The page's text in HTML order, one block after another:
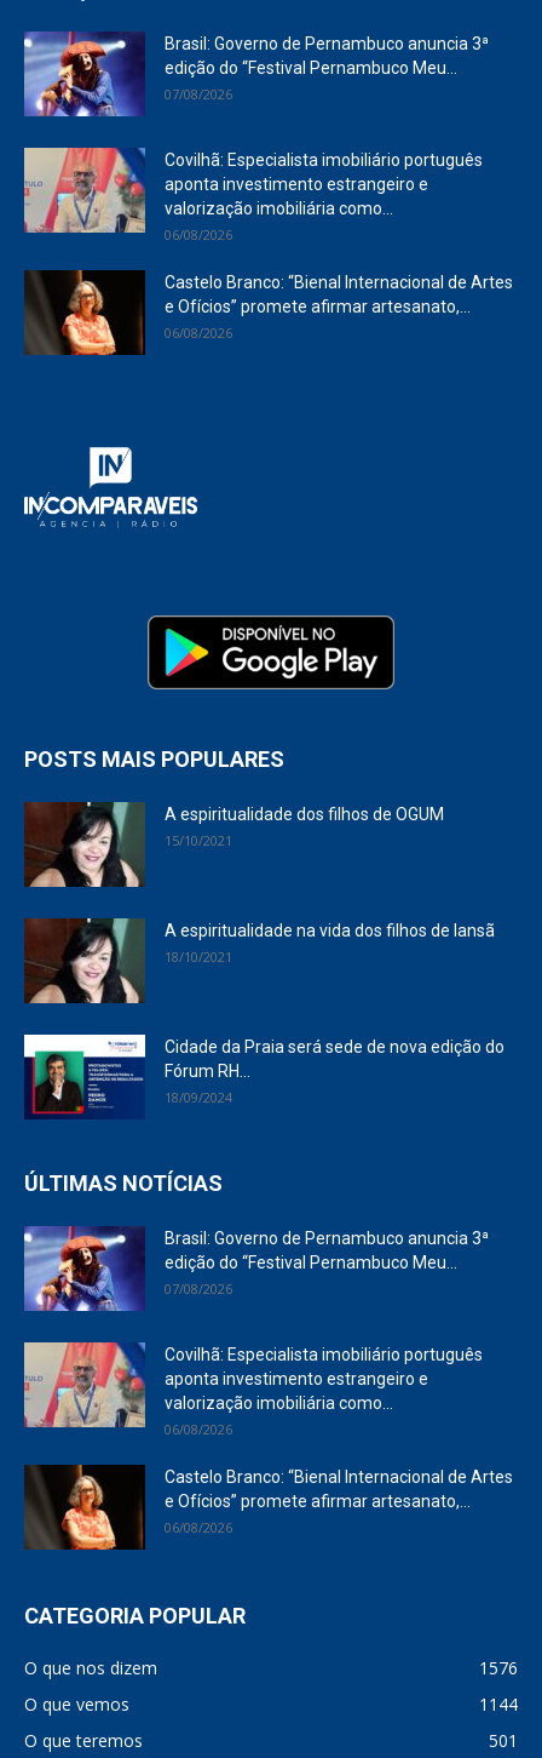
Brasil: Governo de Pernambuco anuncia 3ª
edição do “Festival Pernambuco Meu...
07/08/2026
Covilhã: Especialista imobiliário português
aponta investimento estrangeiro e
valorização imobiliária como...
06/08/2026
Castelo Branco: “Bienal Internacional de Artes
e Ofícios” promete afirmar artesanato,...
06/08/2026
POSTS MAIS POPULARES
A espiritualidade dos filhos de OGUM
15/10/2021
A espiritualidade na vida dos filhos de Iansã
18/10/2021
Cidade da Praia será sede de nova edição do
Fórum RH...
18/09/2024
ÚLTIMAS NOTÍCIAS
Brasil: Governo de Pernambuco anuncia 3ª
edição do “Festival Pernambuco Meu...
07/08/2026
Covilhã: Especialista imobiliário português
aponta investimento estrangeiro e
valorização imobiliária como...
06/08/2026
Castelo Branco: “Bienal Internacional de Artes
e Ofícios” promete afirmar artesanato,...
06/08/2026
CATEGORIA POPULAR
O que nos dizem
1576
O que vemos
1144
O que teremos
501